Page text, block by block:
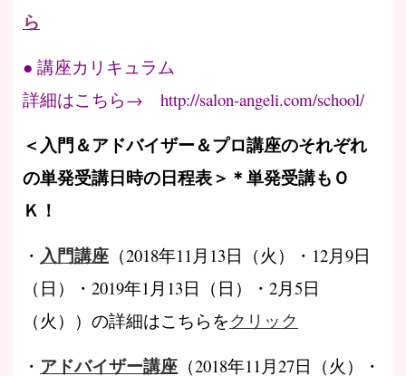
ら
● 講座カリキュラム
詳細はこちら→ http://salon-angeli.com/school/
＜入門＆アドバイザー＆プロ講座のそれぞれ
の単発受講日時の日程表＞＊単発受講もＯ
Ｋ！
・ 入門講座 （2018年11月13日（火）・12月9日
（日）・2019年1月13日（日）・2月5日
（火））の詳細はこちらをクリック
・ アドバイザー講座 （2018年11月27日（火）・